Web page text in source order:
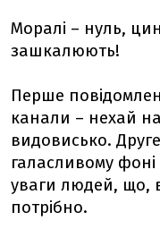
Моралі – нуль,
зашкалюють!
Перше
канали – нехай
видовисько.
галасливому
уваги людей, що,
потрібно.